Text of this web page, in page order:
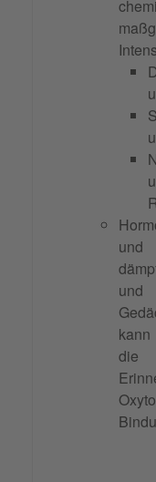
und
die